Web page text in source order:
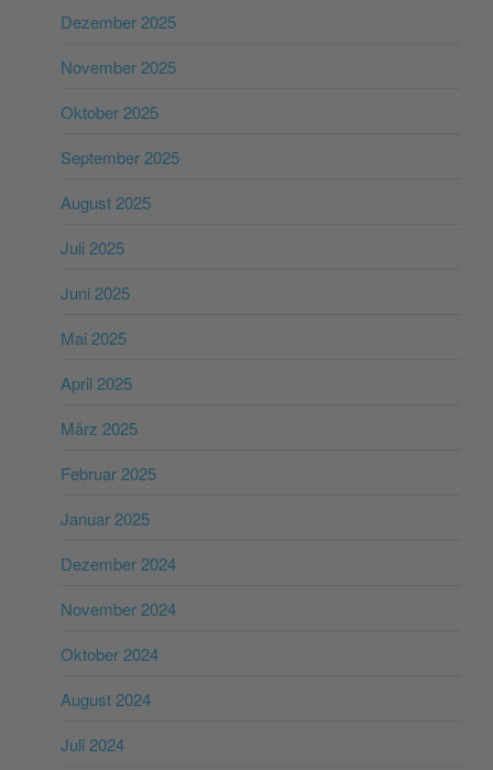
Dezember 2025
November 2025
Oktober 2025
September 2025
August 2025
Juli 2025
Juni 2025
Mai 2025
April 2025
März 2025
Februar 2025
Januar 2025
Dezember 2024
November 2024
Oktober 2024
August 2024
Juli 2024